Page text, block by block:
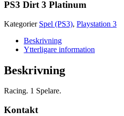
PS3 Dirt 3 Platinum
Kategorier Spel (PS3), Playstation 3
Beskrivning
Ytterligare information
Beskrivning
Racing. 1 Spelare.
Kontakt